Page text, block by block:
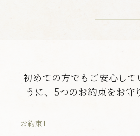
初めての方でもご安心して
うに、 5つのお約束をお守
お約束1